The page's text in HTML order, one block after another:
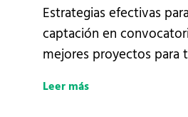
Estrategias efectivas
captación en
mejores proyectos para
Leer más